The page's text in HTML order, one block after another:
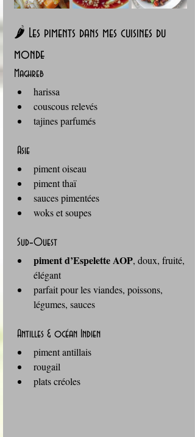
🌶️ Les piments dans mes cuisines du
monde
Maghreb
harissa
couscous relevés
tajines parfumés
Asie
piment oiseau
piment thaï
sauces pimentées
woks et soupes
Sud‑Ouest
piment d’Espelette AOP, doux, fruité,
élégant
parfait pour les viandes, poissons,
légumes, sauces
Antilles & océan Indien
piment antillais
rougail
plats créoles